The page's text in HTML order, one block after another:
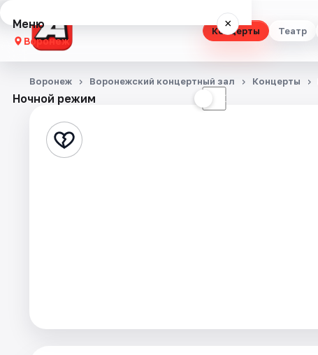
Концерты Театр
Меню ×
Воронеж
Концерты
Стендап
Ночной режим ☾
Воронеж Воронежский концертный зал Концерты